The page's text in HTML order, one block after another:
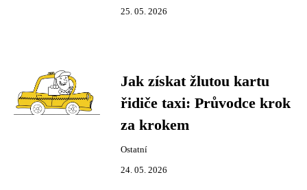
25. 05. 2026
Jak získat žlutou kartu
řidiče taxi: Průvodce krok
za krokem
Ostatní
24. 05. 2026